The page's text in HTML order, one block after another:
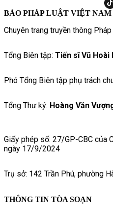
BÁO PHÁP LUẬT VIỆT NAM
Chuyên trang truyền thông
Tổng Biên tập: Tiến sĩ Vũ Hoài
Phó Tổng Biên tập phụ trách
Tổng Thư ký: Hoàng Văn
Giấy phép số: 27/GP-CBC của
ngày 17/9/2024
Trụ sở: 142 Trần Phú, phường
THÔNG TIN TÒA SOẠN